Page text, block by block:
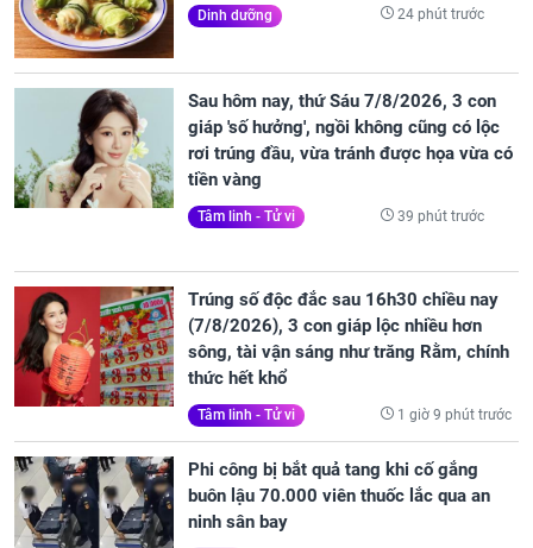
Dinh dưỡng 24 phút trước
Sau hôm nay, thứ Sáu 7/8/2026, 3 con
giáp 'số hưởng', ngồi không cũng có lộc
rơi trúng đầu, vừa tránh được họa vừa có
tiền vàng
Tâm linh - Tử vi 39 phút trước
Trúng số độc đắc sau 16h30 chiều nay
(7/8/2026), 3 con giáp lộc nhiều hơn
sông, tài vận sáng như trăng Rằm, chính
thức hết khổ
Tâm linh - Tử vi 1 giờ 9 phút trước
Phi công bị bắt quả tang khi cố gắng
buôn lậu 70.000 viên thuốc lắc qua an
ninh sân bay